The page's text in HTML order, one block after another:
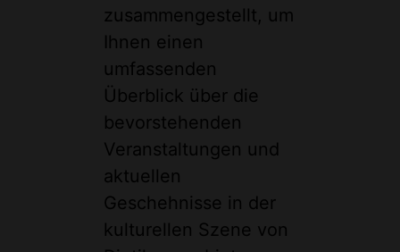
zusammengestellt, um
Ihnen einen
umfassenden
Überblick über die
bevorstehenden
Veranstaltungen und
aktuellen
Geschehnisse in der
kulturellen Szene von